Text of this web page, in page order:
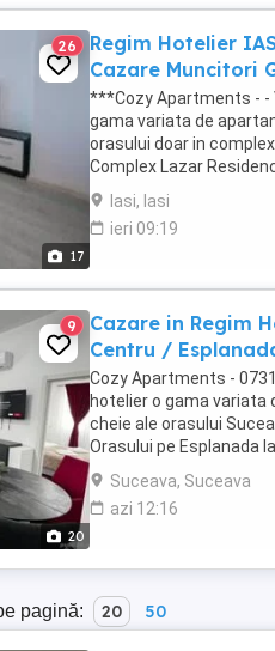
17
26
Regim Hotelier
Cazare Muncitori
***Cozy Apartments - -
gama variata de
orasului doar in
Complex Lazar
Residence; *Zona Palas
Iasi, Iasi
ieri 09:19
20
9
Cazare in Regim
Centru /
Cozy Apartments -
hotelier o gama
cheie ale orasului
Orasului pe Esplanada
Zamca Burdujeni
Suceava, Suceava
azi 12:16
pagină: 20 50